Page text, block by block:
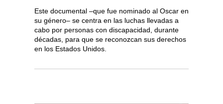
Este documental –que fue nominado al Oscar en
su género– se centra en las luchas llevadas a
cabo por personas con discapacidad, durante
décadas, para que se reconozcan sus derechos
en los Estados Unidos.